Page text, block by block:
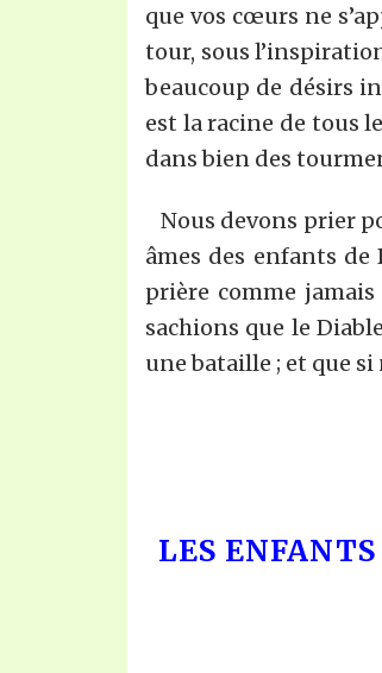
que vos cœurs ne
tour, sous
beaucoup de désirs
est la racine de tous
dans bien des
Nous devons prier
âmes des enfants
prière comme
sachions que le
une bataille ; et que
LES ENFANTS